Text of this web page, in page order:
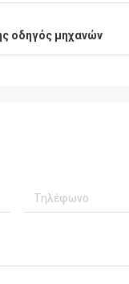
Η
Το
οδηγός μηχανών